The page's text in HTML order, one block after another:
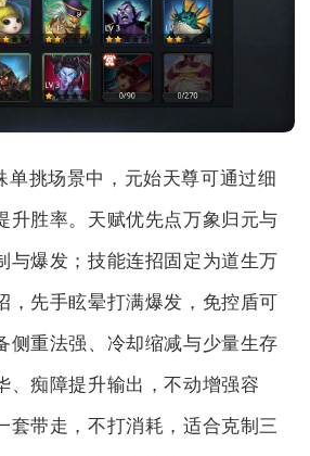
单挑场景中，元始天尊可通过细
升胜率。天赋优先点万象归元与
与爆发；技能连招固定为道生万
先手眩晕打满爆发，免控盾可
侧重法强、冷却缩减与少量生存
、痴障提升输出，不动增强容
套带走，不打消耗，适合克制三